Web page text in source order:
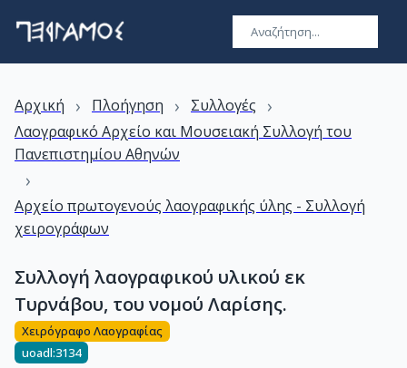
Αρχική › Πλοήγηση › Συλλογές ›
Λαογραφικό Αρχείο και Μουσειακή Συλλογή του
Πανεπιστημίου Αθηνών
›
Αρχείο πρωτογενούς λαογραφικής ύλης - Συλλογή
χειρογράφων
Συλλογή λαογραφικού υλικού εκ
Τυρνάβου, του νομού Λαρίσης.
Χειρόγραφο Λαογραφίας
uoadl:3134